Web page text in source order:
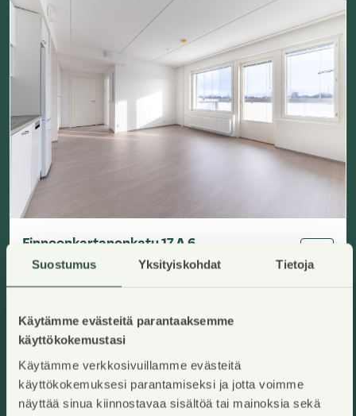
Suostumus Yksityiskohdat Tietoja
Käytämme evästeitä parantaaksemme
käyttökokemustasi
Käytämme verkkosivuillamme evästeitä
käyttökokemuksesi parantamiseksi ja jotta voimme
näyttää sinua kiinnostavaa sisältöä tai mainoksia sekä
Finnoonkartanonkatu 17 A 6
Lisää
Asumisoikeuskoti
Asumisoikeusmaksu:35492,18€
Rakennusvuosi:2026
Kerros:2/8
Hinnat ovat toistaiseksi arvioita.
Heti vapaa Uudiskohde